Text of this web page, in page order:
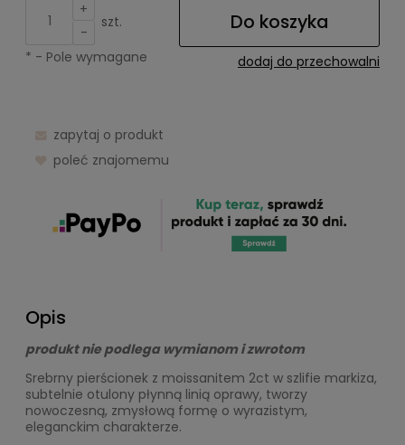
+
-
szt. Do koszyka
dodaj do przechowalni
* - Pole wymagane
zapytaj o produkt
poleć znajomemu
Opis
produkt nie podlega wymianom i zwrotom
Srebrny pierścionek z moissanitem 2ct w szlifie markiza,
subtelnie otulony płynną linią oprawy, tworzy
nowoczesną, zmysłową formę o wyrazistym,
eleganckim charakterze.